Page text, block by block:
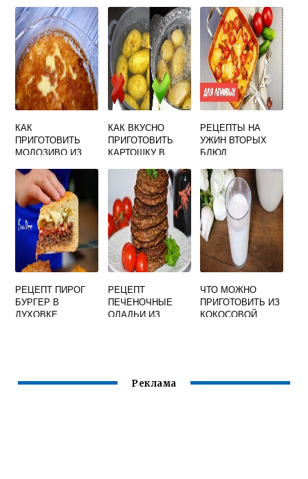
УСЛОВИЯХ С
КОЛБАСОЙ И
МЯСОМ
КАК
ПРИГОТОВИТЬ
МОЛОЗИВО ИЗ
МОЛОКА В
ДОМАШНИХ
УСЛОВИЯХ
КАК ВКУСНО
ПРИГОТОВИТЬ
КАРТОШКУ В
РЕЦЕПТЫ НА
УЖИН ВТОРЫХ
БЛЮД
РЕЦЕПТ ПИРОГ
БУРГЕР В
ДУХОВКЕ
РЕЦЕПТ
ПЕЧЕНОЧНЫЕ
ОЛАДЬИ ИЗ
ЧТО МОЖНО
ПРИГОТОВИТЬ ИЗ
КОКОСОВОЙ
Реклама